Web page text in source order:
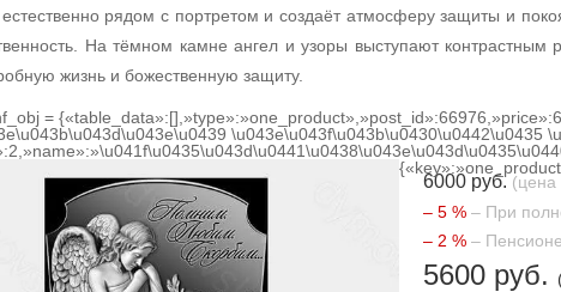
естественно рядом с портретом и создаёт атмосферу защиты и
На тёмном камне ангел и узоры выступают
жизнь и божественную защиту.
=
\u043e\u043f\u043b\u0430\u0442\u0435
6000 руб. (цена
– 5 % – При
– 2 % –
5600 руб.